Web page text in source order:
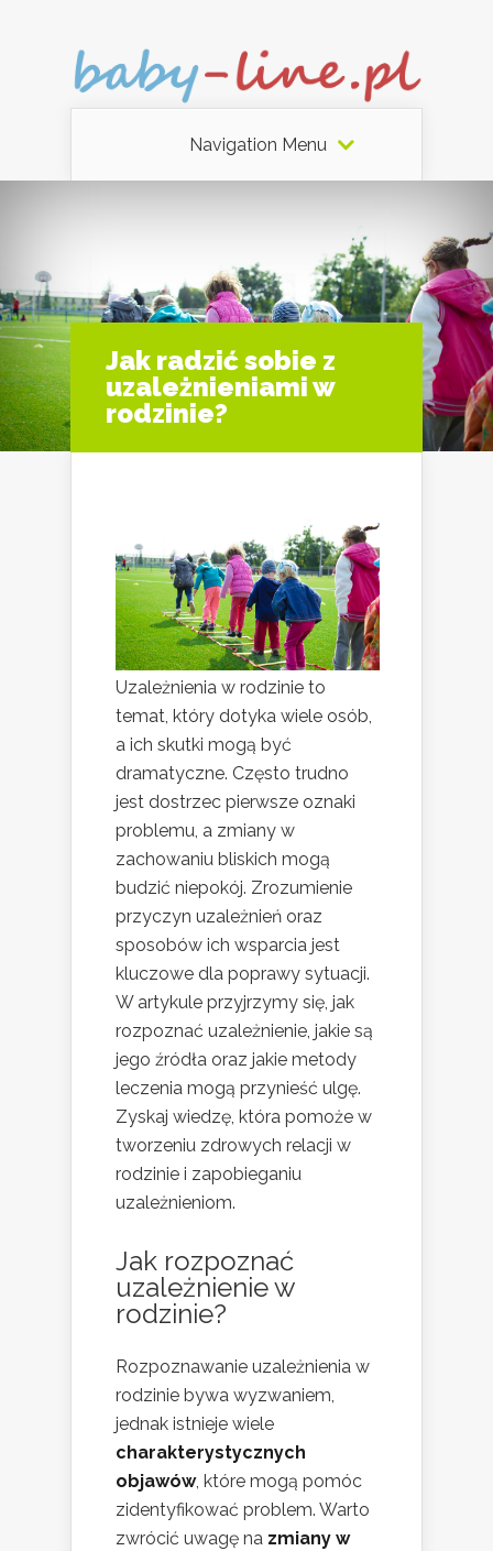
Navigation Menu
Jak radzić sobie z
uzależnieniami w
rodzinie?
Uzależnienia w rodzinie to
temat, który dotyka wiele osób,
a ich skutki mogą być
dramatyczne. Często trudno
jest dostrzec pierwsze oznaki
problemu, a zmiany w
zachowaniu bliskich mogą
budzić niepokój. Zrozumienie
przyczyn uzależnień oraz
sposobów ich wsparcia jest
kluczowe dla poprawy sytuacji.
W artykule przyjrzymy się, jak
rozpoznać uzależnienie, jakie są
jego źródła oraz jakie metody
leczenia mogą przynieść ulgę.
Zyskaj wiedzę, która pomoże w
tworzeniu zdrowych relacji w
rodzinie i zapobieganiu
uzależnieniom.
Jak rozpoznać
uzależnienie w
rodzinie?
Rozpoznawanie uzależnienia w
rodzinie bywa wyzwaniem,
jednak istnieje wiele
charakterystycznych
objawów, które mogą pomóc
zidentyfikować problem. Warto
zwrócić uwagę na zmiany w